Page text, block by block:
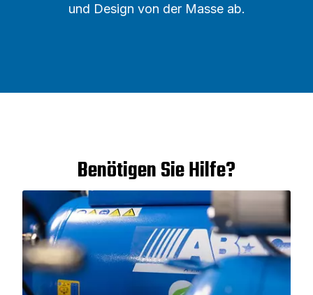
und Design von der Masse ab.
Benötigen Sie Hilfe?